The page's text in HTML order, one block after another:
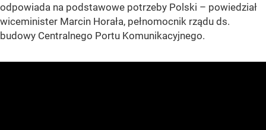
odpowiada na podstawowe potrzeby Polski – powiedział
wiceminister Marcin Horała, pełnomocnik rządu ds.
budowy Centralnego Portu Komunikacyjnego.